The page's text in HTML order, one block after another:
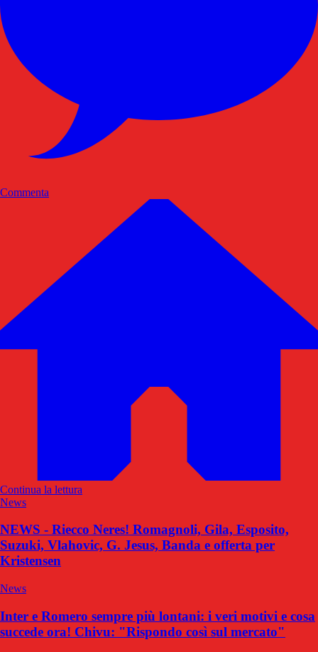
Commenta
Continua la lettura
News
NEWS - Riecco Neres! Romagnoli, Gila, Esposito,
Suzuki, Vlahovic, G. Jesus, Banda e offerta per
Kristensen
News
Inter e Romero sempre più lontani: i veri motivi e cosa
succede ora! Chivu: "Rispondo così sul mercato"